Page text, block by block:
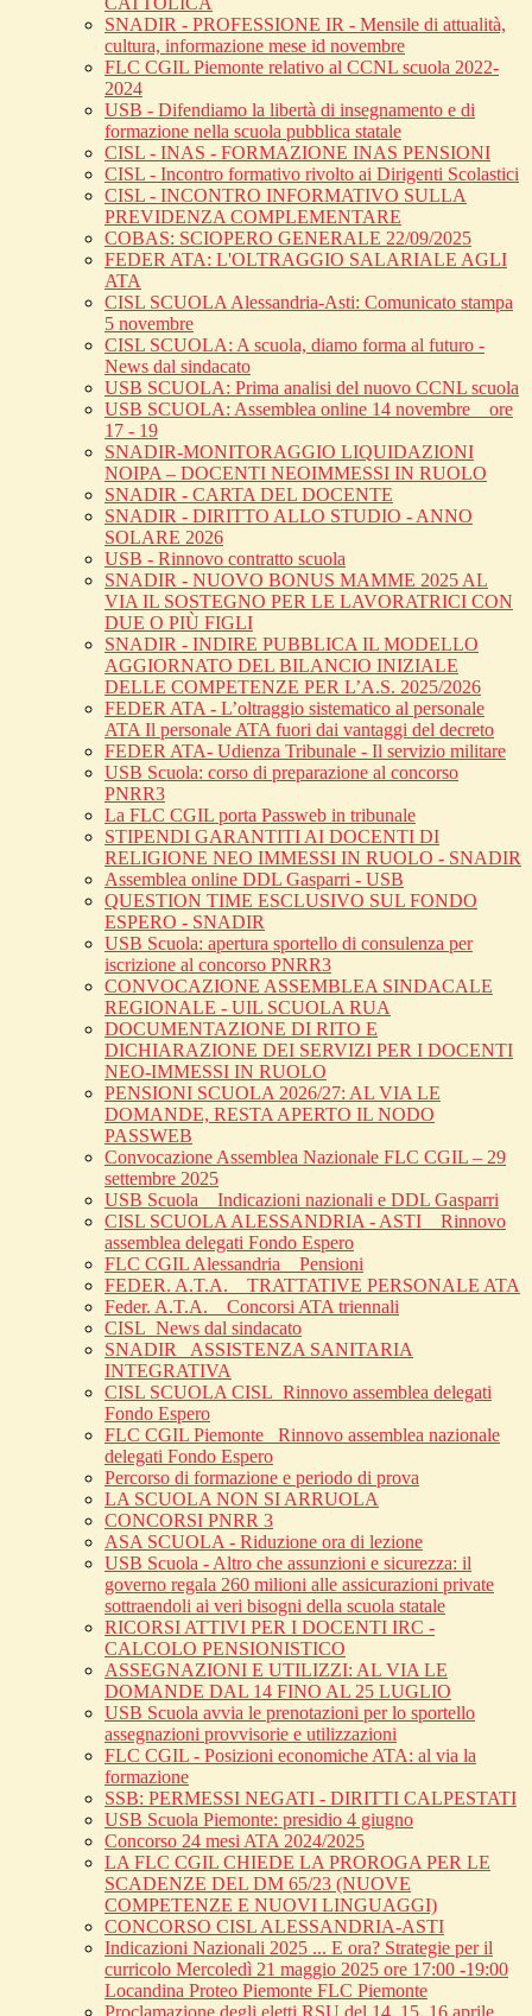
SNADIR - PROFESSIONE IR - Mensile di attualità,
cultura, informazione mese id novembre
FLC CGIL Piemonte relativo al CCNL scuola 2022-
2024
USB - Difendiamo la libertà di insegnamento e di
formazione nella scuola pubblica statale
CISL - INAS - FORMAZIONE INAS PENSIONI
CISL - Incontro formativo rivolto ai Dirigenti Scolastici
CISL - INCONTRO INFORMATIVO SULLA
PREVIDENZA COMPLEMENTARE
COBAS: SCIOPERO GENERALE 22/09/2025
FEDER ATA: L'OLTRAGGIO SALARIALE AGLI
ATA
CISL SCUOLA Alessandria-Asti: Comunicato stampa
5 novembre
CISL SCUOLA: A scuola, diamo forma al futuro -
News dal sindacato
USB SCUOLA: Prima analisi del nuovo CCNL scuola
USB SCUOLA: Assemblea online 14 novembre _ ore
17 - 19
SNADIR-MONITORAGGIO LIQUIDAZIONI
NOIPA – DOCENTI NEOIMMESSI IN RUOLO
SNADIR - CARTA DEL DOCENTE
SNADIR - DIRITTO ALLO STUDIO - ANNO
SOLARE 2026
USB - Rinnovo contratto scuola
SNADIR - NUOVO BONUS MAMME 2025 AL
VIA IL SOSTEGNO PER LE LAVORATRICI CON
DUE O PIÙ FIGLI
SNADIR - INDIRE PUBBLICA IL MODELLO
AGGIORNATO DEL BILANCIO INIZIALE
DELLE COMPETENZE PER L’A.S. 2025/2026
FEDER ATA - L’oltraggio sistematico al personale
ATA Il personale ATA fuori dai vantaggi del decreto
FEDER ATA- Udienza Tribunale - Il servizio militare
USB Scuola: corso di preparazione al concorso
PNRR3
La FLC CGIL porta Passweb in tribunale
STIPENDI GARANTITI AI DOCENTI DI
RELIGIONE NEO IMMESSI IN RUOLO - SNADIR
Assemblea online DDL Gasparri - USB
QUESTION TIME ESCLUSIVO SUL FONDO
ESPERO - SNADIR
USB Scuola: apertura sportello di consulenza per
iscrizione al concorso PNRR3
CONVOCAZIONE ASSEMBLEA SINDACALE
REGIONALE - UIL SCUOLA RUA
DOCUMENTAZIONE DI RITO E
DICHIARAZIONE DEI SERVIZI PER I DOCENTI
NEO-IMMESSI IN RUOLO
PENSIONI SCUOLA 2026/27: AL VIA LE
DOMANDE, RESTA APERTO IL NODO
PASSWEB
Convocazione Assemblea Nazionale FLC CGIL – 29
settembre 2025
USB Scuola _ Indicazioni nazionali e DDL Gasparri
CISL SCUOLA ALESSANDRIA - ASTI _ Rinnovo
assemblea delegati Fondo Espero
FLC CGIL Alessandria _ Pensioni
FEDER. A.T.A. _ TRATTATIVE PERSONALE ATA
Feder. A.T.A. _ Concorsi ATA triennali
CISL_News dal sindacato
SNADIR_ ASSISTENZA SANITARIA
INTEGRATIVA
CISL SCUOLA CISL_Rinnovo assemblea delegati
Fondo Espero
FLC CGIL Piemonte _Rinnovo assemblea nazionale
delegati Fondo Espero
Percorso di formazione e periodo di prova
LA SCUOLA NON SI ARRUOLA
CONCORSI PNRR 3
ASA SCUOLA - Riduzione ora di lezione
USB Scuola - Altro che assunzioni e sicurezza: il
governo regala 260 milioni alle assicurazioni private
sottraendoli ai veri bisogni della scuola statale
RICORSI ATTIVI PER I DOCENTI IRC -
CALCOLO PENSIONISTICO
ASSEGNAZIONI E UTILIZZI: AL VIA LE
DOMANDE DAL 14 FINO AL 25 LUGLIO
USB Scuola avvia le prenotazioni per lo sportello
assegnazioni provvisorie e utilizzazioni
FLC CGIL - Posizioni economiche ATA: al via la
formazione
SSB: PERMESSI NEGATI - DIRITTI CALPESTATI
USB Scuola Piemonte: presidio 4 giugno
Concorso 24 mesi ATA 2024/2025
LA FLC CGIL CHIEDE LA PROROGA PER LE
SCADENZE DEL DM 65/23 (NUOVE
COMPETENZE E NUOVI LINGUAGGI)
CONCORSO CISL ALESSANDRIA-ASTI
Indicazioni Nazionali 2025 ... E ora? Strategie per il
curricolo Mercoledì 21 maggio 2025 ore 17:00 -19:00
Locandina Proteo Piemonte FLC Piemonte